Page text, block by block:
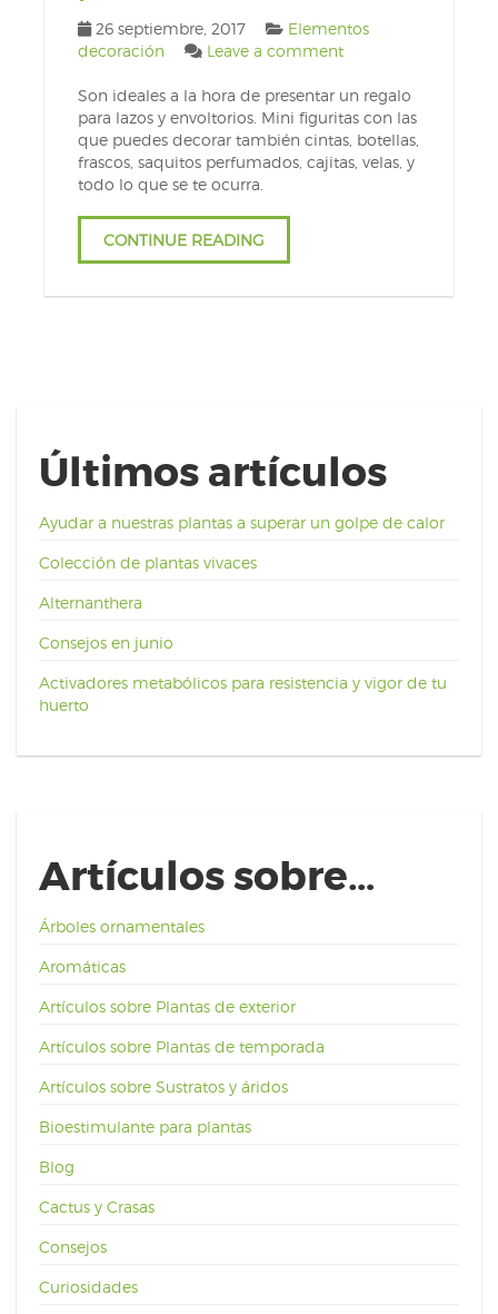
26 septiembre, 2017
Elementos
decoración
Leave a comment
Son ideales a la hora de presentar un regalo
para lazos y envoltorios. Mini figuritas con las
que puedes decorar también cintas, botellas,
frascos, saquitos perfumados, cajitas, velas, y
todo lo que se te ocurra.
CONTINUE READING
Últimos artículos
Ayudar a nuestras plantas a superar un golpe de calor
Colección de plantas vivaces
Alternanthera
Consejos en junio
Activadores metabólicos para resistencia y vigor de tu
huerto
Artículos sobre…
Árboles ornamentales
Aromáticas
Artículos sobre Plantas de exterior
Artículos sobre Plantas de temporada
Artículos sobre Sustratos y áridos
Bioestimulante para plantas
Blog
Cactus y Crasas
Consejos
Curiosidades